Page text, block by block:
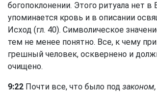
богопоклонении. Этого ритуала нет в
упоминается кровь и в описании
Исход (гл. 40). Символическое
тем не менее понятно. Все, к чему
грешный человек, осквернено и
очищено.
9:22 Почти все, что было под